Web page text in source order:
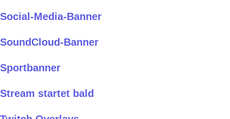
Social-Media-Banner
SoundCloud-Banner
Sportbanner
Stream startet bald